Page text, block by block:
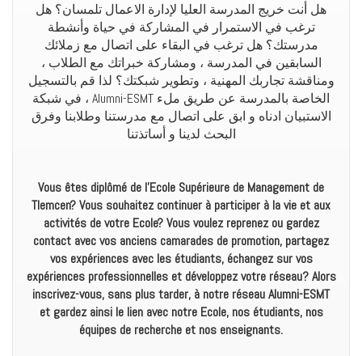
هل أنت خريج المدرسة العليا لإدارة الاعمال تلمسان؟ هل
ترغب في الاستمرار في المشاركة في حياة وأنشطة
مدرستك؟ هل ترغب في البقاء على اتصال مع زملائك
السابقين في المدرسة ، ومشاركة خبراتك مع الطلاب ،
ومناقشة تجاربك المهنية ، وتطوير شبكتك؟ لذا قم بالتسجيل
، في شبكة Alumni-ESMT الخاصة بالمدرسة عن طريق ملء
الاستبيان ادناه و ابق على اتصال مع مدرستنا وطلابنا وفرق
البحث لدينا و أساتذتنا
Vous êtes diplômé de l’Ecole Supérieure de Management de
Tlemcen? Vous souhaitez continuer à participer à la vie et aux
activités de votre Ecole? Vous voulez reprenez ou gardez
contact avec vos anciens camarades de promotion, partagez
vos expériences avec les étudiants, échangez sur vos
expériences professionnelles et développez votre réseau? Alors
inscrivez-vous, sans plus tarder, à notre réseau Alumni-ESMT
et gardez ainsi le lien avec notre Ecole, nos étudiants, nos
équipes de recherche et nos enseignants.